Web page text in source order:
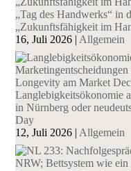
„Tag des Handwerks“ in
„Zukunftsfähigkeit im
16, Juli 2026 | Allgemein
Langlebigkeitsökonomie
in Nürnberg oder
Day
12, Juli 2026 | Allgemein